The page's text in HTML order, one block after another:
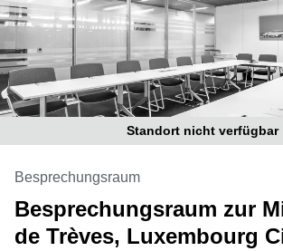
Bureaux
Luxembourg
Centres
d’affaires
Bertrange
Esch-
Alzette
Centres
d’affaires
Sandweiler
Standort nicht verfügbar
Besprechungsraum
Besprechungsraum zur
de Trèves, Luxembourg